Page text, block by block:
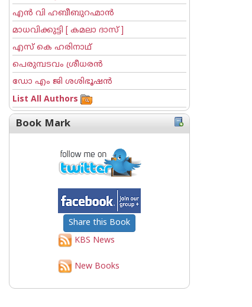
എന്‍ വി ഹബീബുറഹ്മാന്‍
മാധവിക്കുട്ടി [ കമലാ ദാസ് ]
എസ് കെ ഹരിനാഥ്
പെരുമ്പടവം ശ്രീധര‌ന്‍
ഡോ എം ജി ശശിഭൂഷന്‍
List All Authors
Book Mark
Share this Book
KBS News
New Books